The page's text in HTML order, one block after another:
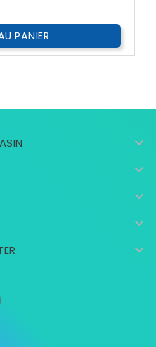
PANIER




